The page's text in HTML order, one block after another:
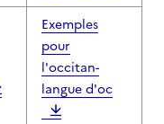
Exemples
pour
l'occitan-
langue d'oc